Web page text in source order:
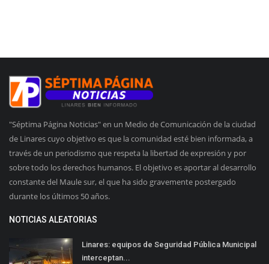
"Séptima Página Noticias" en un Medio de Comunicación de la ciudad
de Linares cuyo objetivo es que la comunidad esté bien informada, a
través de un periodismo que respeta la libertad de expresión y por
sobre todo los derechos humanos. El objetivo es aportar al desarrollo
constante del Maule sur, el que ha sido gravemente postergado
durante los últimos 50 años.
NOTICIAS ALEATORIAS
Linares: equipos de Seguridad Pública Municipal
interceptan...